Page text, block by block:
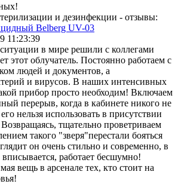
и дезинфекции - отзывы:
Belberg UV-03
11:23:39
в мире решили с коллегами
этот облучатель. Постоянно работаем с
людей и документов, а
и вирусов. В наших интенсивных
прибор просто необходим! Включаем
перерыв, когда в кабинете никого не
нельзя использовать в присутствии
тщательно проветриваем
такого "зверя"перестали бояться
он очень стильно и современно, в
работает бесшумно!
вещь в арсенале тех, кто стоит на